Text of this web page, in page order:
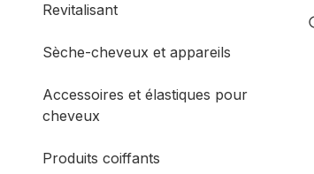
Revitalisant
Sèche-cheveux et appareils
Accessoires et élastiques pour
cheveux
Produits coiffants